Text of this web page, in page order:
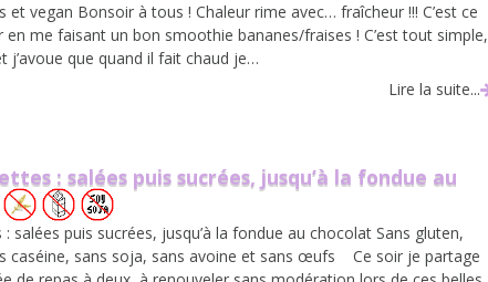
vegan Bonsoir à tous ! Chaleur rime avec… fraîcheur !!! C’est ce
en me faisant un bon smoothie bananes/fraises ! C’est tout simple,
j’avoue que quand il fait chaud je…
Lire la suite...
: salées puis sucrées, jusqu’à la fondue au
salées puis sucrées, jusqu’à la fondue au chocolat Sans gluten,
caséine, sans soja, sans avoine et sans œufs Ce soir je partage